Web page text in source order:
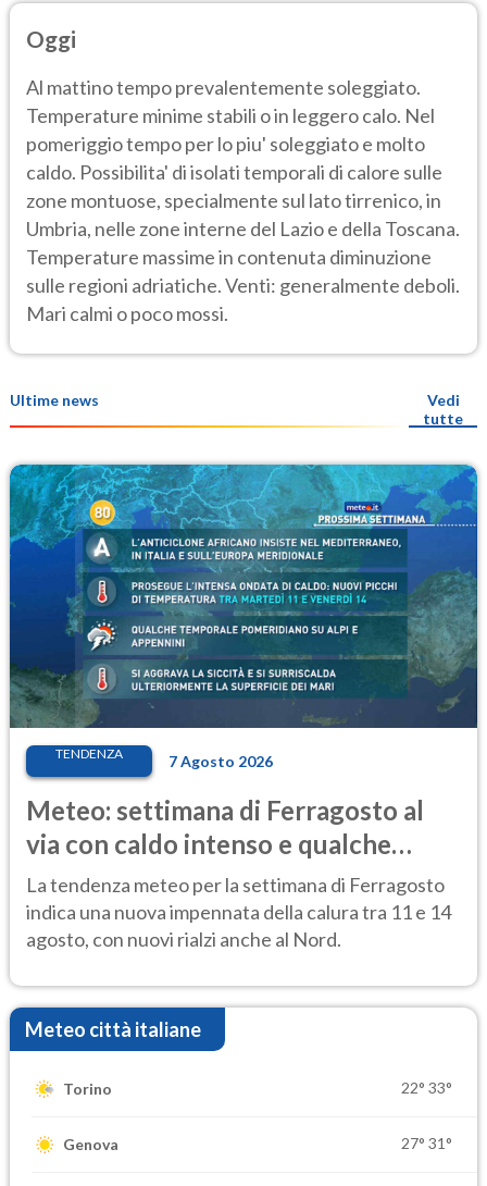
Oggi
Al mattino tempo prevalentemente soleggiato.
Temperature minime stabili o in leggero calo. Nel
pomeriggio tempo per lo piu' soleggiato e molto
caldo. Possibilita' di isolati temporali di calore sulle
zone montuose, specialmente sul lato tirrenico, in
Umbria, nelle zone interne del Lazio e della Toscana.
Temperature massime in contenuta diminuzione
sulle regioni adriatiche. Venti: generalmente deboli.
Mari calmi o poco mossi.
Ultime news
Vedi
tutte
TENDENZA 7 Agosto 2026
Meteo: settimana di Ferragosto al
via con caldo intenso e qualche
temporale
La tendenza meteo per la settimana di Ferragosto
indica una nuova impennata della calura tra 11 e 14
agosto, con nuovi rialzi anche al Nord.
Meteo città italiane
Torino 22° 33°
Genova 27° 31°